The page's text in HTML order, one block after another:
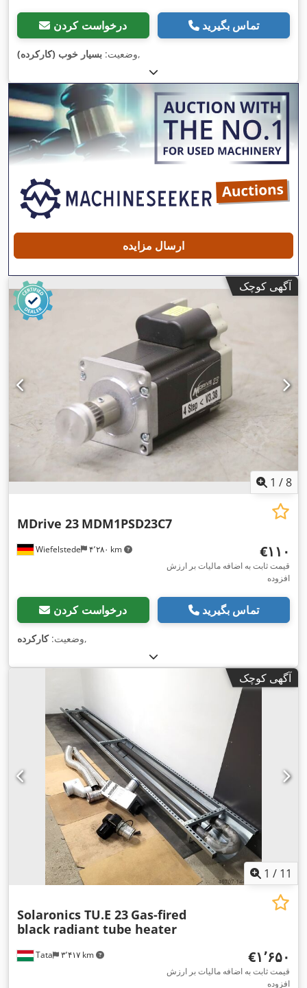
درخواست کردن تماس بگیرید
وضعیت: بسیار خوب (کارکرده) ,
ارسال مزایده
آگهی کوچک
1 /8
Wiefelstede ۴٬۲۸۰ km
MDrive 23 MDM1PSD23C7
‎€۱۱۰
قیمت ثابت به اضافه مالیات بر ارزش
افزوده
درخواست کردن تماس بگیرید
وضعیت:کارکرده ,
آگهی کوچک
1 / 11
Tata ۳٬۴۱۷ km
Solaronics TU.E 23 Gas-fired
black radiant tube heater
‎€۱٬۶۵۰
قیمت ثابت به اضافه مالیات بر ارزش
افزوده